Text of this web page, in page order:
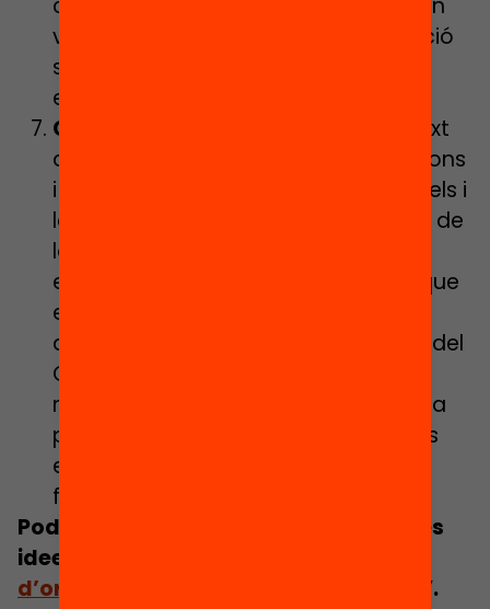
valor i contribueixin a la transformació
social del seu entorn, en el que ells i
elles tenen molt a aportar.
Condicions organitzatives
El context
actual obliga a marcar recomanacions
i normatives per preservar la salut dels i
les participants, dels educadors/es i de
la comunitat. Calen actuacions
específiques en aquesta línia però que
estiguin el màxim d’integrades i
alineades amb el projecte educatiu del
Casal. Per exemple, ens rentem les
mans al ritme d’una cançó inventada
pel grup de nens i nenes o un joc ens
explica com mantenir la distància
física.
Podreu trobar aquestes i moltes altres
idees en el document “
d’orientacions per a un estiu enriquit
”.